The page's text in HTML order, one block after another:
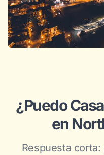
¿Puedo
en
Respuesta corta: